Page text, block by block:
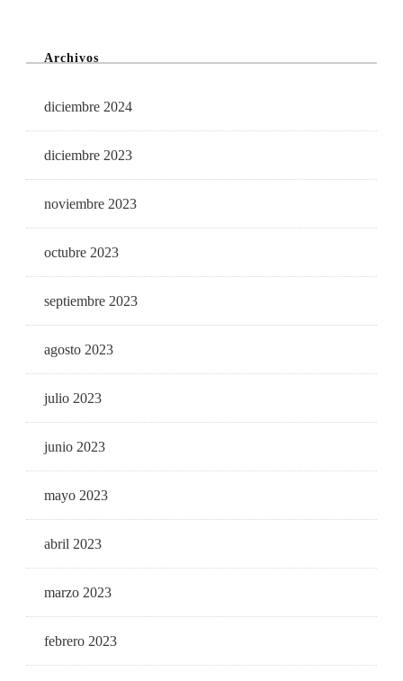
Archivos
diciembre 2024
diciembre 2023
noviembre 2023
octubre 2023
septiembre 2023
agosto 2023
julio 2023
junio 2023
mayo 2023
abril 2023
marzo 2023
febrero 2023